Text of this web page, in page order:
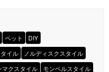
ペット
DIY
イル
ノルディスクスタイル
マクスタイル
モンベルスタイル